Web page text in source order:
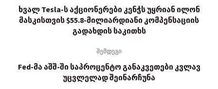
ხვალ Tesla-ს აქციონერები კენჭს უყრიან ილონ
მასკისთვის $55.8-მილიარდიანი კომპენსაციის
გადახდის საკითხს
შემდეგი
Fed-მა აშშ-ში საპროცენტო განაკვეთები კვლავ
უცვლელად შეინარჩუნა